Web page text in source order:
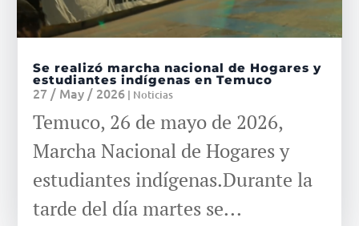
Se realizó marcha nacional de Hogares y
estudiantes indígenas en Temuco
27 / May / 2026 | Noticias
Temuco, 26 de mayo de 2026,
Marcha Nacional de Hogares y
estudiantes indígenas.Durante la
tarde del día martes se...